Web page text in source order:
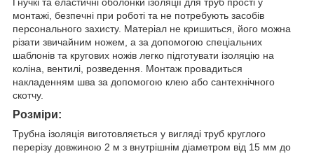
монтажі, безпечні при роботі та не потребують засобів
персонального захисту. Матеріал не кришиться, його можна
різати звичайним ножем, а за допомогою спеціальних
шаблонів та кругових ножів легко підготувати ізоляцію на
коліна, вентилі, розведення. Монтаж провадиться
накладенням шва за допомогою клею або сантехнічного
скотчу.
Розміри:
Трубна ізоляція виготовляється у вигляді труб круглого
перерізу довжиною 2 м з внутрішнім діаметром від 15 мм до